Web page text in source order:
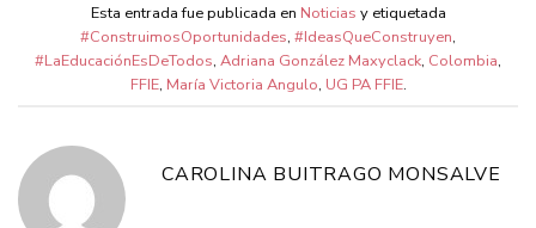
Esta entrada fue publicada en Noticias y etiquetada
#ConstruimosOportunidades, #IdeasQueConstruyen,
#LaEducaciónEsDeTodos, Adriana González Maxyclack, Colombia,
FFIE, María Victoria Angulo, UG PA FFIE.
CAROLINA BUITRAGO MONSALVE